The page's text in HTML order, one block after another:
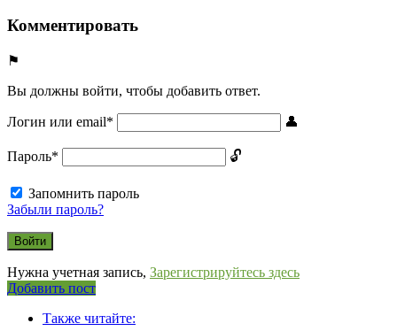
Комментировать
Вы должны войти, чтобы добавить ответ.
Логин или email*
Пароль*
Запомнить пароль
Забыли пароль?
Нужна учетная запись, Зарегистрируйтесь здесь
Боковая
Добавить пост
120x600Также читайте: